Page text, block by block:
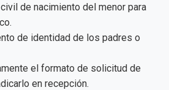
de nacimiento del menor para
de identidad de los padres o
el formato de solicitud de
en recepción.